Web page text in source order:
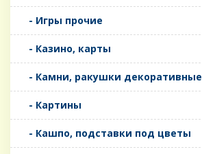
- Игры прочие
- Казино, карты
- Камни, ракушки декоративные
- Картины
- Кашпо, подставки под цветы